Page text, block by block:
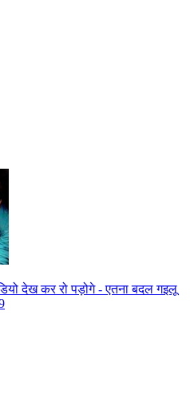
देख कर रो पड़ोगे - एतना बदल गइलू